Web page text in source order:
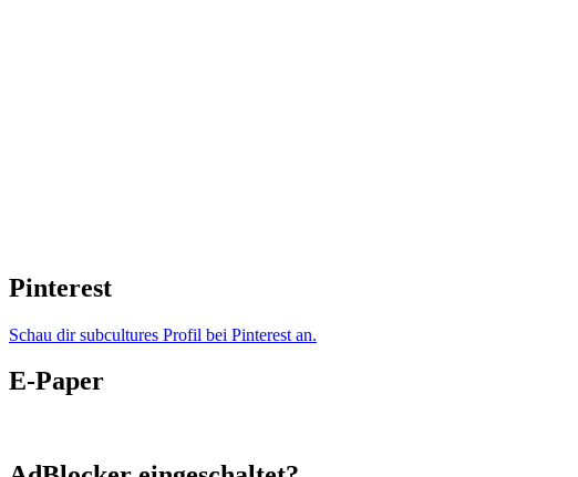
Pinterest
Schau dir subcultures Profil bei Pinterest an.
E-Paper